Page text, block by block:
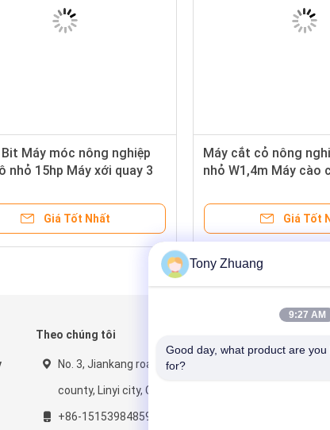
Máy móc nông nghiệp
nhỏ 15hp Máy xới quay 3
Giá Tốt Nhất
Máy cắt cỏ nông
nhỏ W1,4m Máy cào
Giá Tốt
Theo chúng tôi
No. 3, Jiankang road, Yishui
county, Linyi city, China
+86-15153984859
Tony Zhuang
9:27 AM
Good day, what product are you
for?